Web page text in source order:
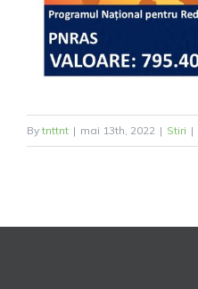
By tnttnt | mai 13th, 2022 | Stiri |